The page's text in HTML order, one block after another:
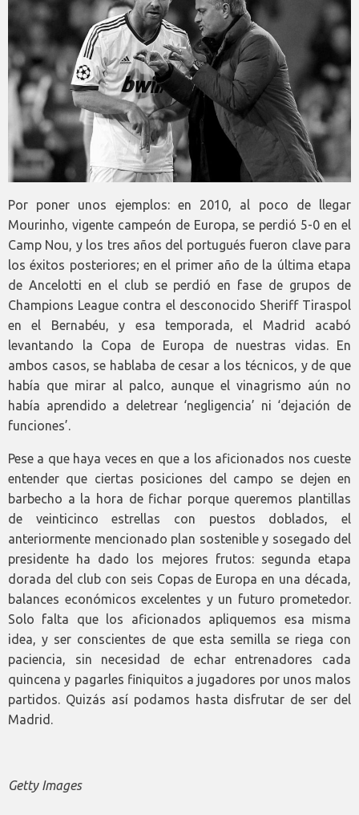
Por poner unos ejemplos: en 2010, al poco de llegar
Mourinho, vigente campeón de Europa, se perdió 5-0 en el
Camp Nou, y los tres años del portugués fueron clave para
los éxitos posteriores; en el primer año de la última etapa
de Ancelotti en el club se perdió en fase de grupos de
Champions League contra el desconocido Sheriff Tiraspol
en el Bernabéu, y esa temporada, el Madrid acabó
levantando la Copa de Europa de nuestras vidas. En
ambos casos, se hablaba de cesar a los técnicos, y de que
había que mirar al palco, aunque el vinagrismo aún no
había aprendido a deletrear ‘negligencia’ ni ‘dejación de
funciones’.
Pese a que haya veces en que a los aficionados nos cueste
entender que ciertas posiciones del campo se dejen en
barbecho a la hora de fichar porque queremos plantillas
de veinticinco estrellas con puestos doblados, el
anteriormente mencionado plan sostenible y sosegado del
presidente ha dado los mejores frutos: segunda etapa
dorada del club con seis Copas de Europa en una década,
balances económicos excelentes y un futuro prometedor.
Solo falta que los aficionados apliquemos esa misma
idea, y ser conscientes de que esta semilla se riega con
paciencia, sin necesidad de echar entrenadores cada
quincena y pagarles finiquitos a jugadores por unos malos
partidos. Quizás así podamos hasta disfrutar de ser del
Madrid.
Getty Images